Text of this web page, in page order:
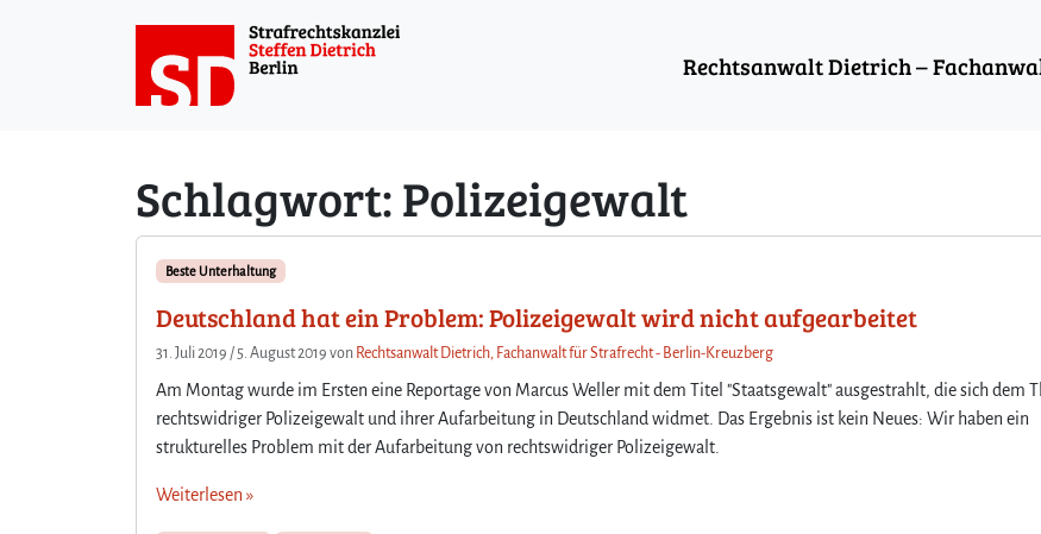
Rechtsanwalt Dietrich –
Schlagwort:Polizeigewalt
Beste Unterhaltung
Deutschland hat ein Problem: Polizeigewalt wird nicht aufgearbeitet
31. Juli 2019 / 5. August 2019 von Rechtsanwalt Dietrich, Fachanwalt für Strafrecht - Berlin-Kreuzberg
Am Montag wurde im Ersten eine Reportage von Marcus Weller mit dem Titel "Staatsgewalt" ausgestrahlt, die sich dem
rechtswidriger Polizeigewalt und ihrer Aufarbeitung in Deutschland widmet. Das Ergebnis ist kein Neues: Wir haben ein
strukturelles Problem mit der Aufarbeitung von rechtswidriger Polizeigewalt.
Weiterlesen »